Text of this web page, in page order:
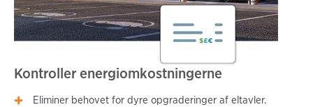
Kontroller energiomkostningerne
Eliminer behovet for dyre opgraderinger af eltavler.